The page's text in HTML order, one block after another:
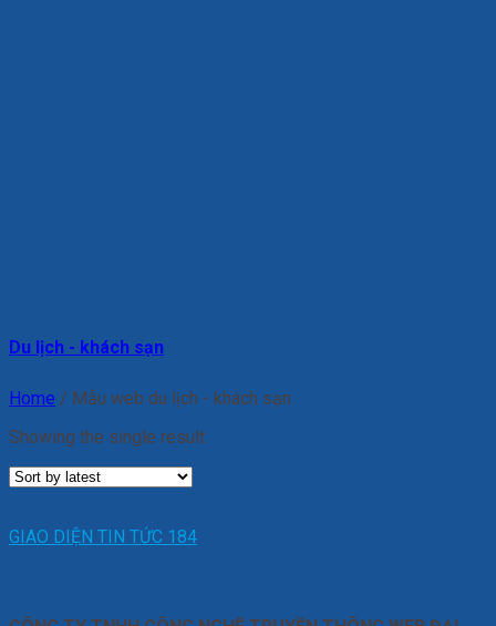
Du lịch - khách sạn
Home / Mẫu web du lịch - khách sạn
Showing the single result
GIAO DIỆN TIN TỨC 184